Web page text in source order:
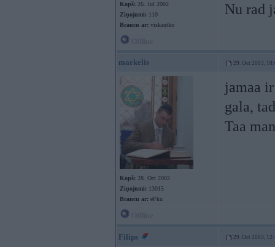
Kopš: 26. Jul 2002
Ziņojumi: 110
Braucu ar: viskautko
Nu rad
markelis 29. Oct 2003,
Kopš: 28. Oct 2002
Ziņojumi: 13015
Braucu ar: eFku
jamaa
gala,
Taa
Filips 29. Oct 2003,